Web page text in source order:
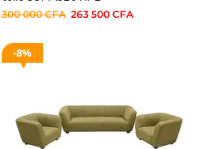
300 000CFA 263 500 CFA
8%